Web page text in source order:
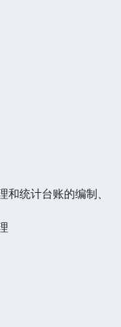
统计台账的编制、